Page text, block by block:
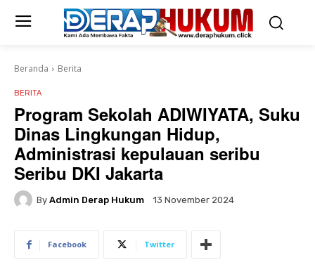
Beranda Berita
BERITA
Program Sekolah ADIWIYATA, Suku
Dinas Lingkungan Hidup,
Administrasi kepulauan seribu
Seribu DKI Jakarta
By Admin Derap Hukum 13 November 2024
Facebook Twitter